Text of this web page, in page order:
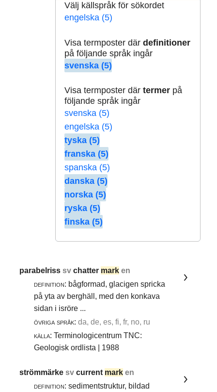
Välj källspråk för sökordet
engelska (5)
Visa termposter där definitioner
på följande språk ingår
svenska (5)
Visa termposter där termerpå
följande språk ingår
svenska (5)
engelska (5)
tyska (5)
franska (5)
spanska (5)
danska (5)
norska (5)
ryska (5)
finska (5)
parabelrisssvchatter mark en
definition: bågformad, glacigen spricka
på yta av berghäll, med den konkava
sidan i isröre ...
övriga språk: da, de, es, fi, fr, no, ru
källa: Terminologicentrum TNC:
Geologisk ordlista | 1988
strömmärkesvcurrent mark en
definition: sedimentstruktur, bildad